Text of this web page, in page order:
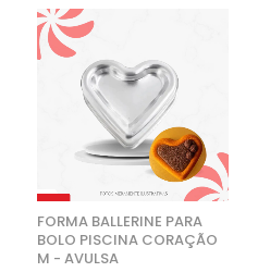
FORMA BALLERINE PARA
BOLO PISCINA CORAÇÃO
M - AVULSA